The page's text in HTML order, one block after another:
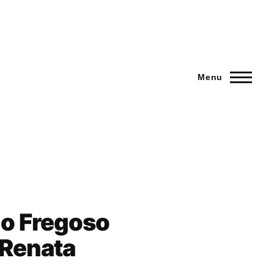
Menu
Fregoso